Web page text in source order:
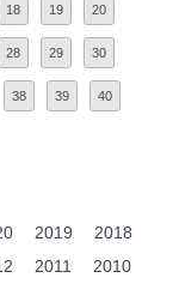
18 19 20
28 29 30
38 39 40
2019
2018
2011
2010